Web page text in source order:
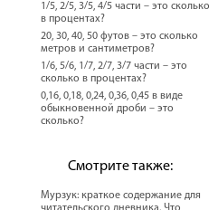
1/5, 2/5, 3/5, 4/5 части – это сколько
в процентах?
20, 30, 40, 50 футов – это сколько
метров и сантиметров?
1/6, 5/6, 1/7, 2/7, 3/7 части – это
сколько в процентах?
0,16, 0,18, 0,24, 0,36, 0,45 в виде
обыкновенной дроби – это
сколько?
Смотрите также:
Мурзук: краткое содержание для